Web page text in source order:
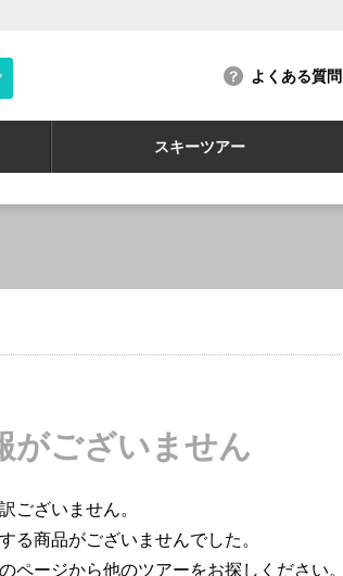
よくある質問
スキーツアー
がございません
ございません。
る商品がございませんでした。
ページから他のツアーをお探しください。